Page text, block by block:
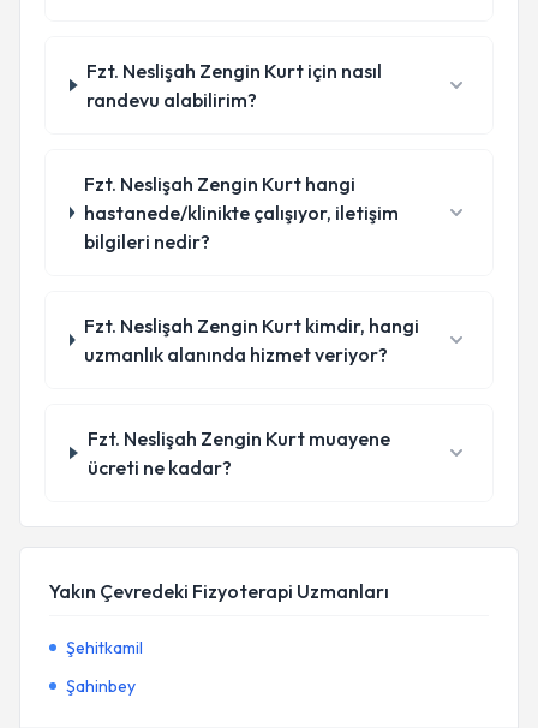
Fzt. Neslişah Zengin Kurt için nasıl
randevu alabilirim?
Fzt. Neslişah Zengin Kurt hangi
hastanede/klinikte çalışıyor, iletişim
bilgileri nedir?
Fzt. Neslişah Zengin Kurt kimdir, hangi
uzmanlık alanında hizmet veriyor?
Fzt. Neslişah Zengin Kurt muayene
ücreti ne kadar?
Yakın Çevredeki Fizyoterapi Uzmanları
Şehitkamil
Şahinbey